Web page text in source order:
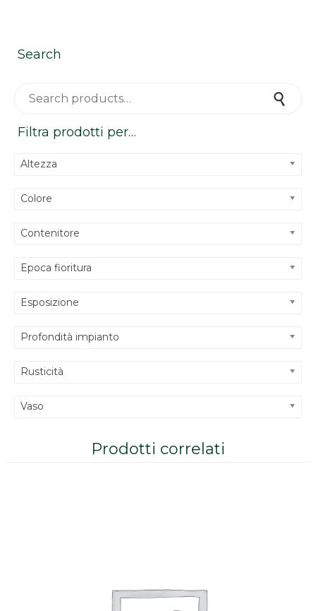
Search
Filtra prodotti per…
Altezza
Colore
Contenitore
Epoca fioritura
Esposizione
Profondità impianto
Rusticità
Vaso
Prodotti correlati